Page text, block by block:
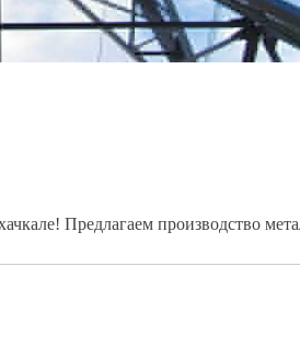
Предлагаем производство